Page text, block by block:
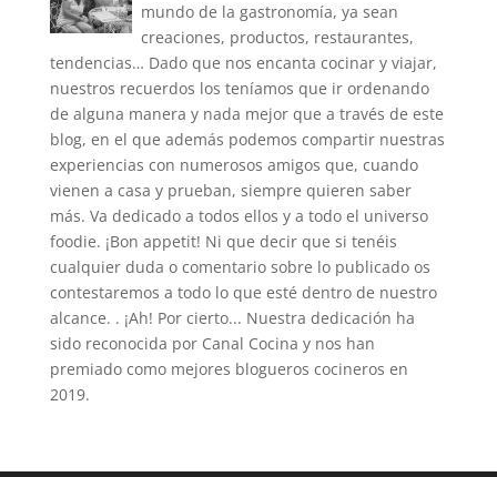
mundo de la gastronomía, ya sean
creaciones, productos, restaurantes,
tendencias… Dado que nos encanta cocinar y viajar,
nuestros recuerdos los teníamos que ir ordenando
de alguna manera y nada mejor que a través de este
blog, en el que además podemos compartir nuestras
experiencias con numerosos amigos que, cuando
vienen a casa y prueban, siempre quieren saber
más. Va dedicado a todos ellos y a todo el universo
foodie. ¡Bon appetit! Ni que decir que si tenéis
cualquier duda o comentario sobre lo publicado os
contestaremos a todo lo que esté dentro de nuestro
alcance. . ¡Ah! Por cierto... Nuestra dedicación ha
sido reconocida por Canal Cocina y nos han
premiado como mejores blogueros cocineros en
2019.